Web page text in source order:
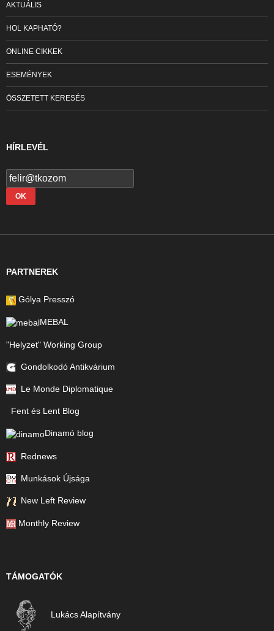
AKTUÁLIS
HOL KAPHATÓ?
ONLINE CIKKEK
ESEMÉNYEK
ÖSSZETETT KERESÉS
HÍRLEVÉL
PARTNEREK
Gólya Presszó
MEBAL
"Helyzet" Working Group
Gondolkodó Antikvárium
Le Monde Diplomatique
Fent és Lent Blog
Dinamó blog
Rednews
Munkások Újsága
New Left Review
Monthly Review
TÁMOGATÓK
Lukács Alapítvány